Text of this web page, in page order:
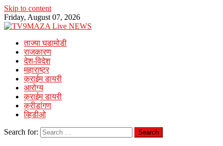
Skip to content
Friday, August 07, 2026
ताज्या घडामोडी
राजकारण
देश-विदेश
महाराष्ट्र
क्राईम डायरी
आरोग्य
क्राईम डायरी
क्रीडांगण
व्हिडीओ
Search for: